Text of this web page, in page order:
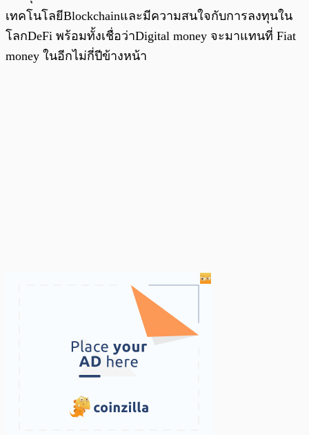
เทคโนโลยีBlockchainและมีความสนใจกับการลงทุนใน
โลกDeFi พร้อมทั้งเชื่อว่าDigital money จะมาแทนที่ Fiat
money ในอีกไม่กี่ปีข้างหน้า